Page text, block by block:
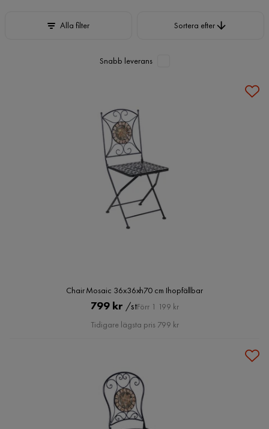
Alla filter Sortera efter
Snabb leverans
Chair Mosaic 36x36xh70 cm Ihopfällbar
Pris
799 kr /stOriginal
Pris
Förr 1 199 kr
Tidigare lägsta pris 799 kr